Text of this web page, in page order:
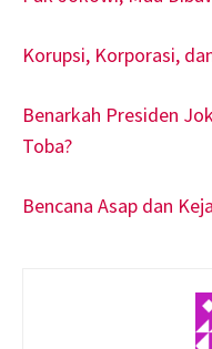
Korupsi, Korporasi,
Benarkah Presiden
Toba?
Bencana Asap dan